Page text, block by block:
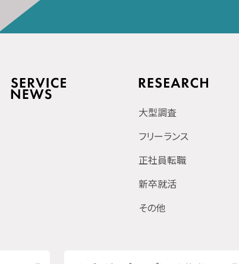
大型調査
フリーランス
正社員転職
新卒就活
その他